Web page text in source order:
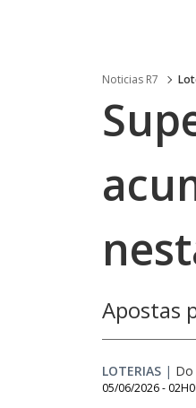
Noticias R7
Apostas
LOTERIAS | Do
05/06/2026 -